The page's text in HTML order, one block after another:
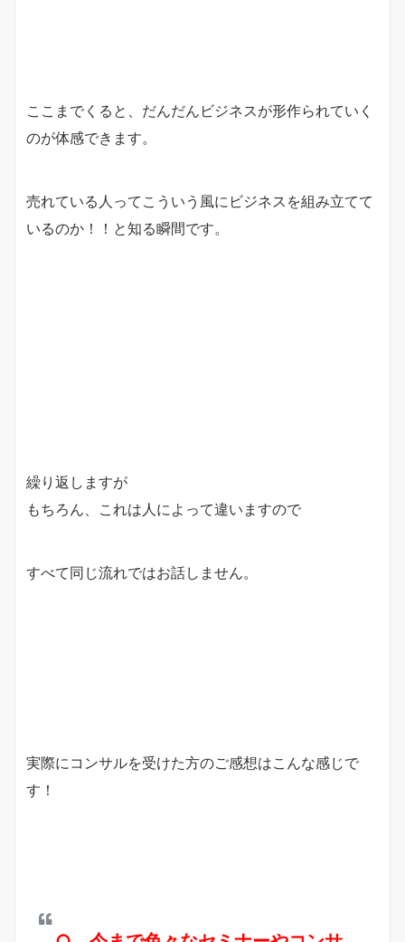
ここまでくると、だんだんビジネスが形作られていく
のが体感できます。
売れている人ってこういう風にビジネスを組み立てて
いるのか！！と知る瞬間です。
繰り返しますが
もちろん、これは人によって違いますので
すべて同じ流れではお話しません。
実際にコンサルを受けた方のご感想はこんな感じで
す！